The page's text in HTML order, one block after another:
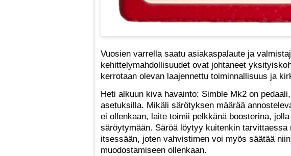
Vuosien varrella saatu asiakaspalaute ja
kehittelymahdollisuudet ovat johtaneet
kerrotaan olevan laajennettu toiminnallisuus ja
Heti alkuun kiva havainto: Simble Mk2 on
asetuksilla. Mikäli särötyksen määrää
ei ollenkaan, laite toimii pelkkänä boosterina,
säröytymään. Säröä löytyy kuitenkin
itsessään, joten vahvistimen voi myös säätää
muodostamiseen ollenkaan.